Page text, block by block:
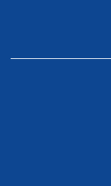
לכל מוצרי היצרן